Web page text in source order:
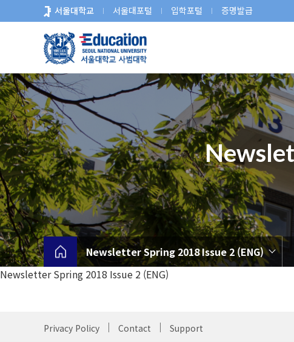
로
뉴
서울대학교 서울대포털 입학포털 증명발급
Newsletter Spring 2018 Issue 2 (ENG)
Newsletter Spring 2018 Issue 2 (ENG)
Privacy Policy Contact Support